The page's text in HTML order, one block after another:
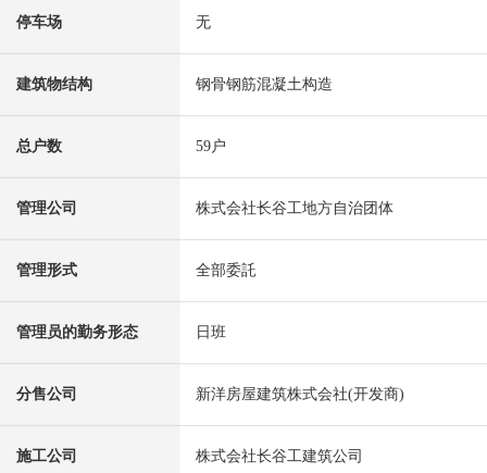
停车场 无
建筑物结构 钢骨钢筋混凝土构造
总户数 59户
管理公司 株式会社长谷工地方自治团体
管理形式 全部委託
管理员的勤务形态 日班
分售公司 新洋房屋建筑株式会社(开发商)
施工公司 株式会社长谷工建筑公司